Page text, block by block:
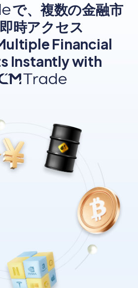
で、複数の金融市
時アクセス
Financial
Instantly with